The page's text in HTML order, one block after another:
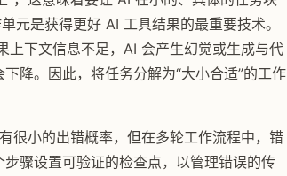
元是获得更好 AI 工具结果的最重要技术。
上下文信息不足，AI 会产生幻觉或生成与代
降。因此，将任务分解为“大小合适”的工作
很小的出错概率，但在多轮工作流程中，错
骤设置可验证的检查点，以管理错误的传